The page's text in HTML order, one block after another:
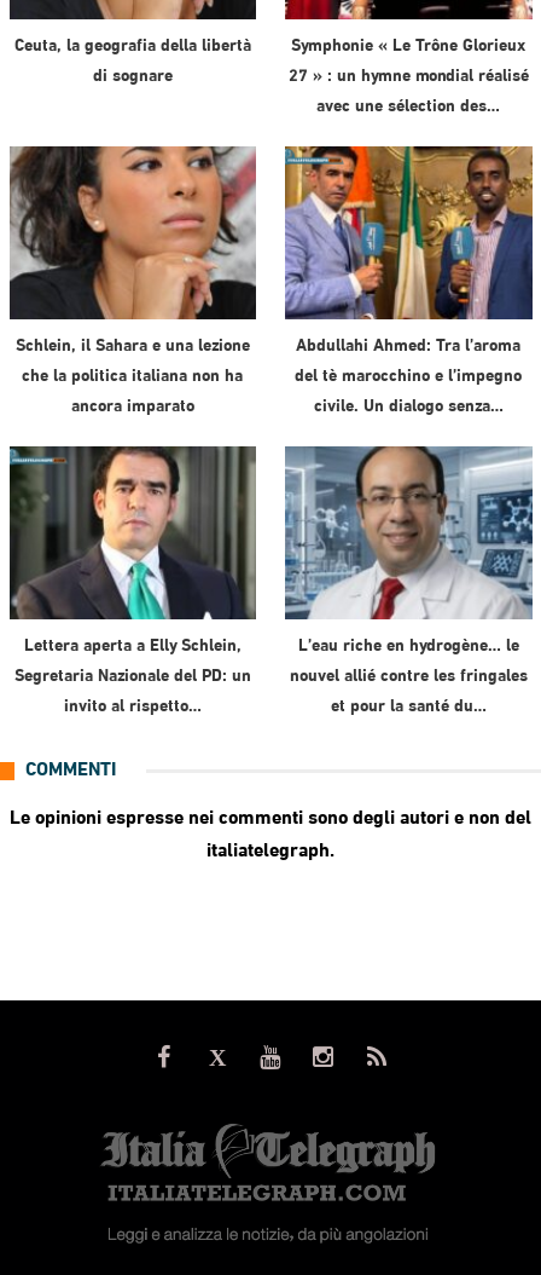
Ceuta, la geografia della libertà
di sognare
Symphonie « Le Trône Glorieux
27 » : un hymne mondial réalisé
avec une sélection des…
Schlein, il Sahara e una lezione
che la politica italiana non ha
ancora imparato
Abdullahi Ahmed: Tra l’aroma
del tè marocchino e l’impegno
civile. Un dialogo senza…
Lettera aperta a Elly Schlein,
Segretaria Nazionale del PD: un
invito al rispetto…
L’eau riche en hydrogène… le
nouvel allié contre les fringales
et pour la santé du…
COMMENTI
Le opinioni espresse nei commenti sono degli autori e non del
italiatelegraph.